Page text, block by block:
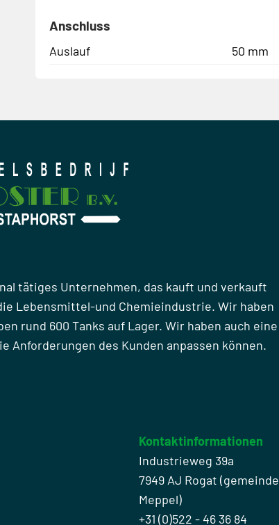
Anschluss
Auslauf 50 mm
tätiges Unternehmen, das kauft und verkauft
Lebensmittel-und Chemieindustrie. Wir haben
rund 600 Tanks auf Lager. Wir haben auch eine
Anforderungen des Kunden anpassen können.
Kontaktinformationen
Industrieweg 39a
7949 AJ Rogat (gemeinde
Meppel)
+31 (0)522 - 46 36 84